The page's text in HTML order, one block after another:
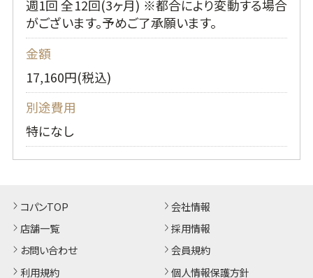
週1回 全12回(3ヶ月) ※都合により変動する場合
がございます。予めご了承願います。
金額
17,160円(税込)
別途費用
特になし
コパンTOP
店舗一覧
お問い合わせ
利用規約
会社情報
採用情報
会員規約
個人情報保護方針